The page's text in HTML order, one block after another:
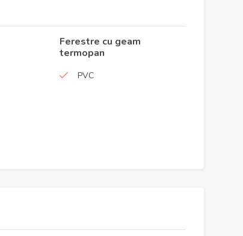
Ferestre cu geam
termopan
PVC